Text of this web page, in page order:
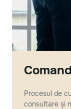
Procesul de
consultare și